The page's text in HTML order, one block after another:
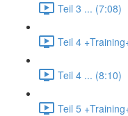
Teil 3 ... (7:08)
Teil 4
Teil 4 ... (8:10)
Teil 5